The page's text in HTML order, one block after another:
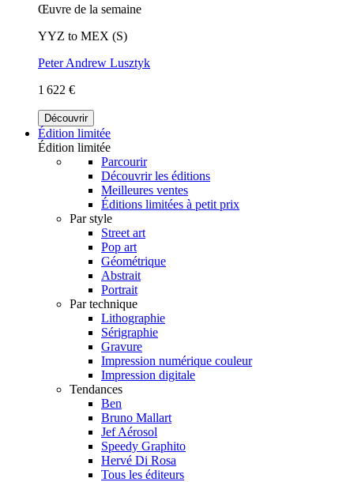
Œuvre de la semaine
YYZ to MEX (S)
Peter Andrew Lusztyk
1 622 €
Découvrir
Édition limitée
Édition limitée
Parcourir
Découvrir les éditions
Meilleures ventes
Éditions limitées à petit prix
Par style
Street art
Pop art
Géométrique
Abstrait
Portrait
Par technique
Lithographie
Sérigraphie
Gravure
Impression numérique couleur
Impression digitale
Tendances
Ben
Bruno Mallart
Jef Aérosol
Speedy Graphito
Hervé Di Rosa
Tous les éditeurs